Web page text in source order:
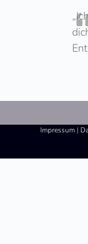
„
Impressum |